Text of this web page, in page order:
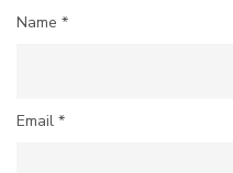
Name *
Email *